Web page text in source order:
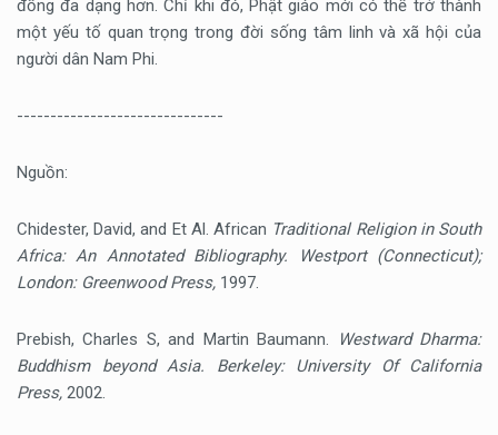
đồng đa dạng hơn. Chỉ khi đó, Phật giáo mới có thể trở thành
một yếu tố quan trọng trong đời sống tâm linh và xã hội của
người dân Nam Phi.
-------------------------------
Nguồn:
Chidester, David, and Et Al. African Traditional Religion in South
Africa: An Annotated Bibliography. Westport (Connecticut);
London: Greenwood Press, 1997.
Prebish, Charles S, and Martin Baumann.
Westward Dharma:
Buddhism beyond Asia. Berkeley: University Of California
Press, 2002.